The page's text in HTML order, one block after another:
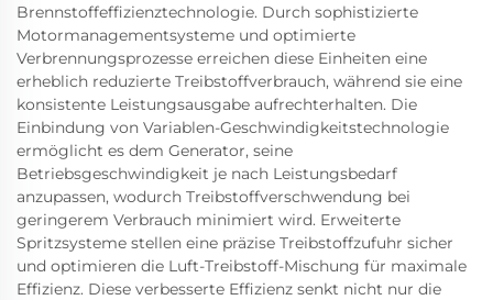
Brennstoffeffizienztechnologie. Durch sophistizierte
Motormanagementsysteme und optimierte
Verbrennungsprozesse erreichen diese Einheiten eine
erheblich reduzierte Treibstoffverbrauch, während sie eine
konsistente Leistungsausgabe aufrechterhalten. Die
Einbindung von Variablen-Geschwindigkeitstechnologie
ermöglicht es dem Generator, seine
Betriebsgeschwindigkeit je nach Leistungsbedarf
anzupassen, wodurch Treibstoffverschwendung bei
geringerem Verbrauch minimiert wird. Erweiterte
Spritzsysteme stellen eine präzise Treibstoffzufuhr sicher
und optimieren die Luft-Treibstoff-Mischung für maximale
Effizienz. Diese verbesserte Effizienz senkt nicht nur die